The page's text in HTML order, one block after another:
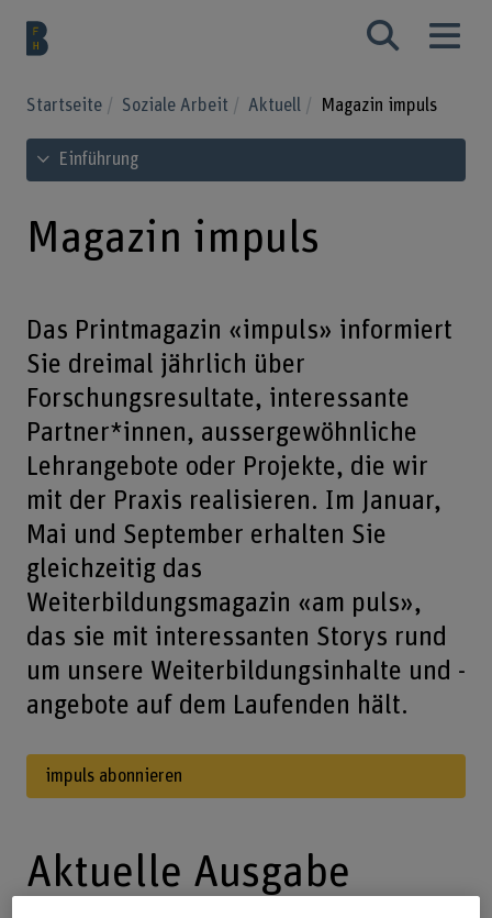
Startseite Soziale Arbeit Aktuell Magazin impuls
Inhaltsverzeichnis ansehen
Einführung
Magazin impuls
Das Printmagazin «impuls» informiert
Sie dreimal jährlich über
Forschungsresultate, interessante
Partner*innen, aussergewöhnliche
Lehrangebote oder Projekte, die wir
mit der Praxis realisieren. Im Januar,
Mai und September erhalten Sie
gleichzeitig das
Weiterbildungsmagazin «am puls»,
das sie mit interessanten Storys rund
um unsere Weiterbildungsinhalte und -
angebote auf dem Laufenden hält.
impuls abonnieren
Aktuelle Ausgabe